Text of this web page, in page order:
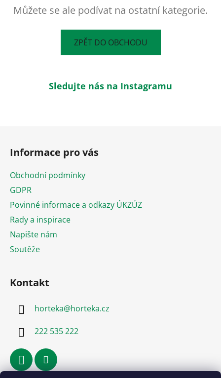
Můžete se ale podívat na ostatní kategorie.
ZPĚT DO OBCHODU
Sledujte nás na Instagramu
Informace pro vás
Obchodní podmínky
GDPR
Povinné informace a odkazy ÚKZÚZ
Rady a inspirace
Napište nám
Soutěže
Kontakt
horteka@horteka.cz
222 535 222